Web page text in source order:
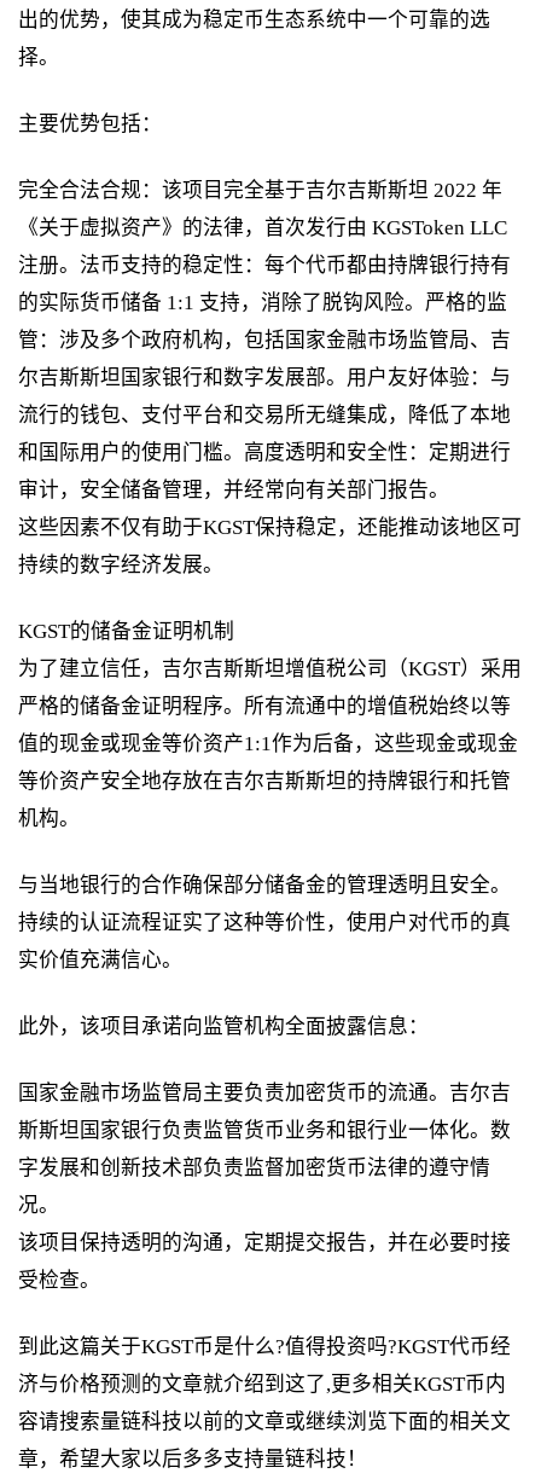
出的优势，使其成为稳定币生态系统中一个可靠的选
择。
主要优势包括：
完全合法合规：该项目完全基于吉尔吉斯斯坦 2022 年
《关于虚拟资产》的法律，首次发行由 KGSToken LLC
注册。法币支持的稳定性：每个代币都由持牌银行持有
的实际货币储备 1:1 支持，消除了脱钩风险。严格的监
管：涉及多个政府机构，包括国家金融市场监管局、吉
尔吉斯斯坦国家银行和数字发展部。用户友好体验：与
流行的钱包、支付平台和交易所无缝集成，降低了本地
和国际用户的使用门槛。高度透明和安全性：定期进行
审计，安全储备管理，并经常向有关部门报告。
这些因素不仅有助于KGST保持稳定，还能推动该地区可
持续的数字经济发展。
KGST的储备金证明机制
为了建立信任，吉尔吉斯斯坦增值税公司（KGST）采用
严格的储备金证明程序。所有流通中的增值税始终以等
值的现金或现金等价资产1:1作为后备，这些现金或现金
等价资产安全地存放在吉尔吉斯斯坦的持牌银行和托管
机构。
与当地银行的合作确保部分储备金的管理透明且安全。
持续的认证流程证实了这种等价性，使用户对代币的真
实价值充满信心。
此外，该项目承诺向监管机构全面披露信息：
国家金融市场监管局主要负责加密货币的流通。吉尔吉
斯斯坦国家银行负责监管货币业务和银行业一体化。数
字发展和创新技术部负责监督加密货币法律的遵守情
况。
该项目保持透明的沟通，定期提交报告，并在必要时接
受检查。
到此这篇关于KGST币是什么?值得投资吗?KGST代币经
济与价格预测的文章就介绍到这了,更多相关KGST币内
容请搜索量链科技以前的文章或继续浏览下面的相关文
章，希望大家以后多多支持量链科技！